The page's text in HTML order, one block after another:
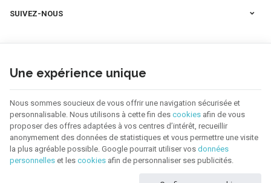
SUIVEZ-NOUS
Une expérience unique
Nous sommes soucieux de vous offrir une navigation sécurisée et
personnalisable. Nous utilisons à cette fin des cookies afin de vous
proposer des offres adaptées à vos centres d’intérêt, recueillir
anonymement des données de statistiques et vous permettre une visite
la plus agréable possible. Google pourrait utiliser vos données
personnelles et les cookies afin de personnaliser ses publicités.